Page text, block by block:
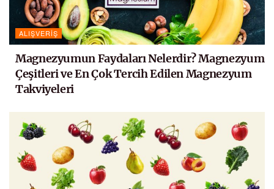
ALIŞVERIŞ
Magnezyumun Faydaları Nelerdir? Magnezyum
Çeşitleri ve En Çok Tercih Edilen Magnezyum
Takviyeleri